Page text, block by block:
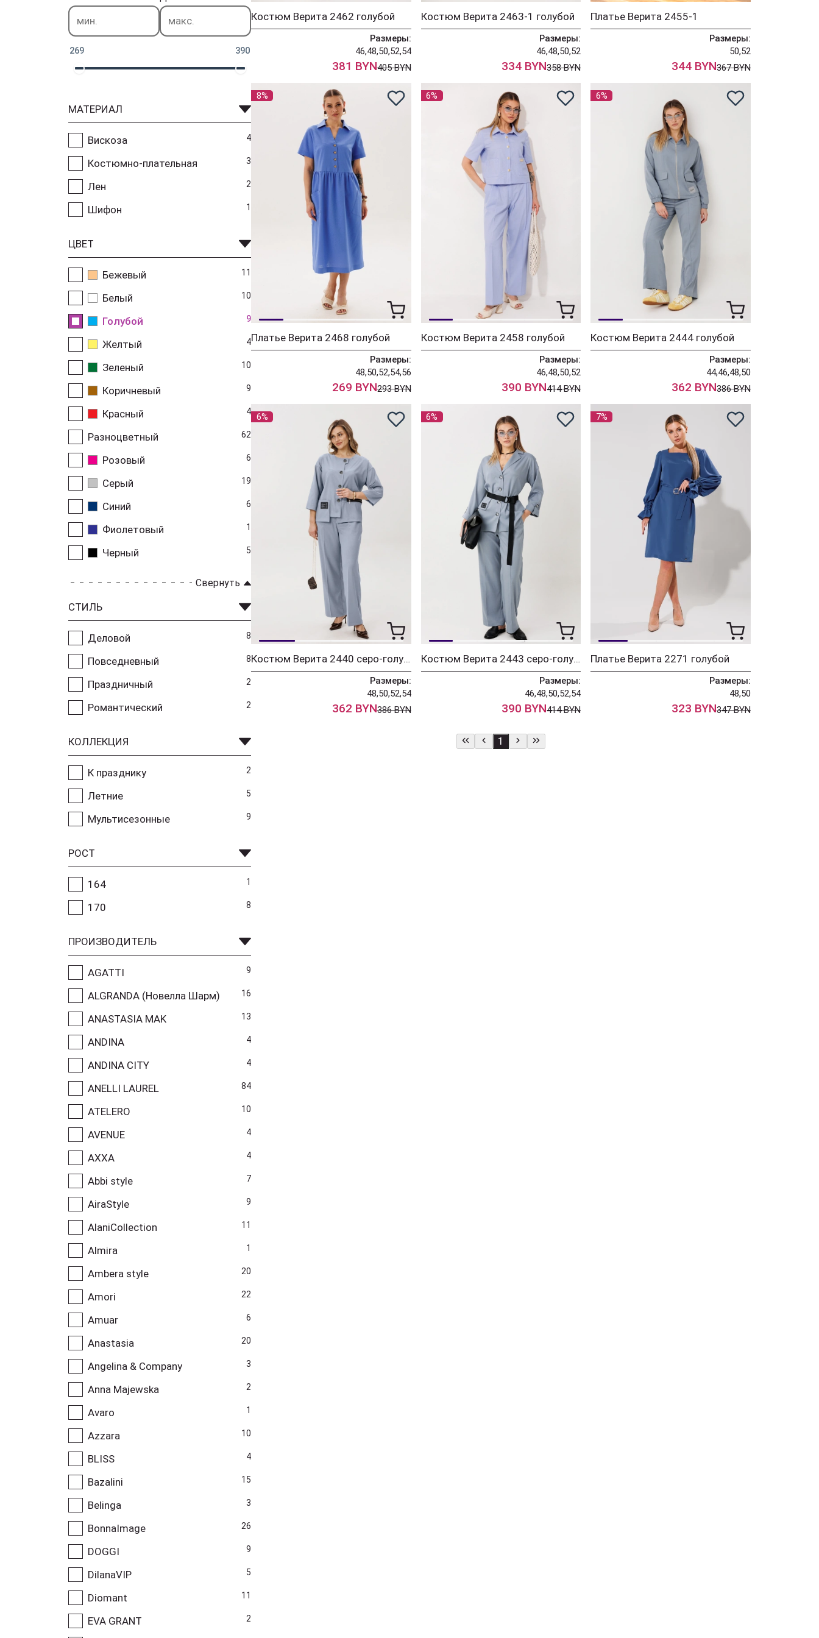
269 390
МАТЕРИАЛ
Вискоза 4
Костюмно-плательная 3
Лен 2
Шифон 1
ЦВЕТ
Бежевый 11
Белый 10
Голубой 9
Желтый 4
Зеленый 10
Коричневый 9
Красный 4
Разноцветный 62
Розовый 6
Серый 19
Синий 6
Фиолетовый 1
Черный 5
Свернуть
СТИЛЬ
Деловой 8
Повседневный 8
Праздничный 2
Романтический 2
КОЛЛЕКЦИЯ
К празднику 2
Летние 5
Мультисезонные 9
РОСТ
164 1
170 8
ПРОИЗВОДИТЕЛЬ
AGATTI 9
ALGRANDA (Новелла Шарм) 16
ANASTASIA MAK 13
ANDINA 4
ANDINA CITY 4
ANELLI LAUREL 84
ATELERO 10
AVENUE 4
AXXA 4
Abbi style 7
AiraStyle 9
AlaniCollection 11
Almira 1
Ambera style 20
Amori 22
Amuar 6
Anastasia 20
Angelina & Company 3
Anna Majewska 2
Avaro 1
Azzara 10
BLISS 4
Bazalini 15
Belinga 3
BonnaImage 26
DOGGI 9
DilanaVIP 5
Diomant 11
EVA GRANT 2
Костюм Верита 2462 голубой
Размеры:
46,48,50,52,54
381 BYN405 BYN
Костюм Верита 2463-1 голубой
Размеры:
46,48,50,52
334 BYN358 BYN
Платье Верита 2455-1
Размеры:
50,52
344 BYN367 BYN
8%
Платье Верита 2468 голубой
Размеры:
48,50,52,54,56
269 BYN293 BYN
6%
Костюм Верита 2458 голубой
Размеры:
46,48,50,52
390 BYN414 BYN
6%
Костюм Верита 2444 голубой
Размеры:
44,46,48,50
362 BYN386 BYN
6%
Костюм Верита 2440 серо-голубой
Размеры:
48,50,52,54
362 BYN386 BYN
6%
Костюм Верита 2443 серо-голубой
Размеры:
46,48,50,52,54
390 BYN414 BYN
7%
Платье Верита 2271 голубой
Размеры:
48,50
323 BYN347 BYN
1